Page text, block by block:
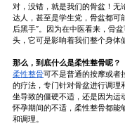
对，没错，就是我们的骨盆！无
达人，甚至是学生党，骨盆都可
后黑手”。因为在中医看来，骨
头，它可是影响着我们整个身体
那么，到底什么是柔性整骨呢？
柔性整骨可不是普通的按摩或者
的疗法，专门针对骨盆进行调理
坐导致的僵硬不适，还是因为运
怀孕期间的不适，柔性整骨都能
和调理。